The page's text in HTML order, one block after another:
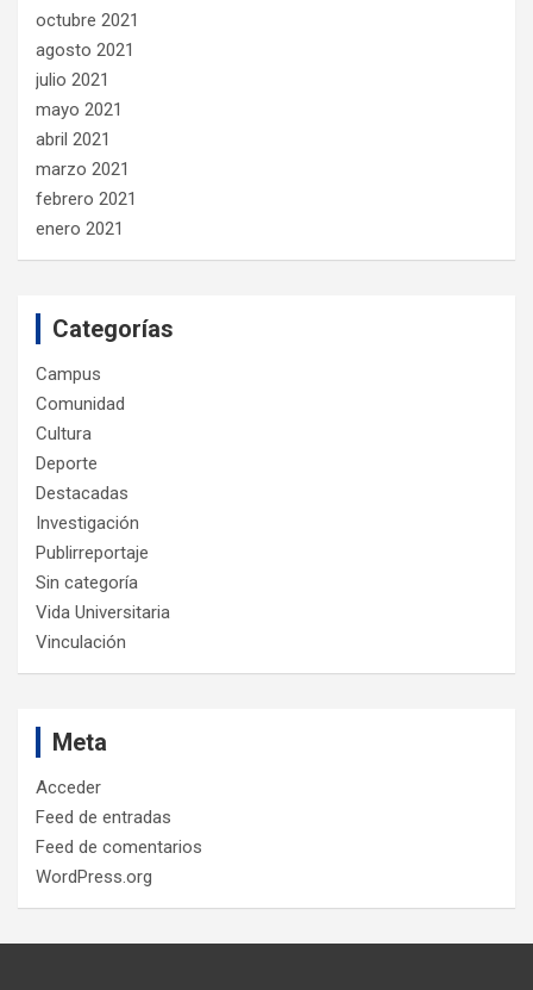
octubre 2021
agosto 2021
julio 2021
mayo 2021
abril 2021
marzo 2021
febrero 2021
enero 2021
Categorías
Campus
Comunidad
Cultura
Deporte
Destacadas
Investigación
Publirreportaje
Sin categoría
Vida Universitaria
Vinculación
Meta
Acceder
Feed de entradas
Feed de comentarios
WordPress.org